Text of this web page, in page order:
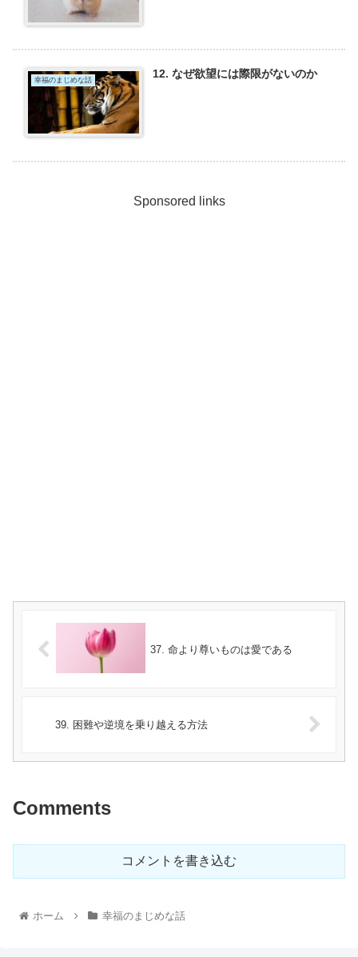
幸福のまじめな話 12. なぜ欲望には際限がないのか
Sponsored links
37. 命より尊いものは愛である
39. 困難や逆境を乗り越える方法
Comments
コメントを書き込む
ホーム 幸福のまじめな話